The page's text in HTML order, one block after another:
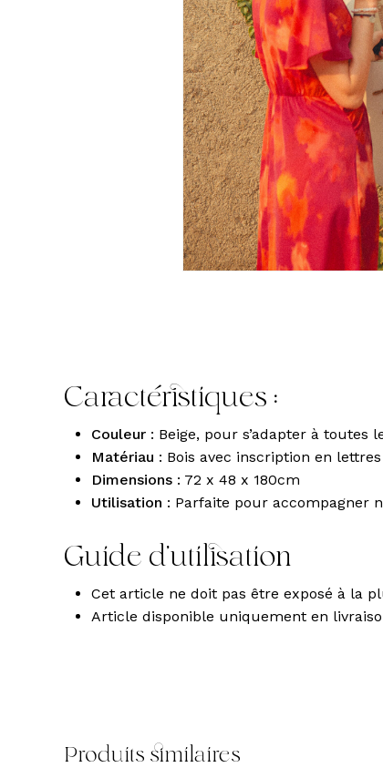
Caractéristiques :
Couleur : Beige, pour s’adapter à toutes
Matériau : Bois avec inscription en
Dimensions : 72 x 48 x 180cm
Utilisation : Parfaite pour accompagner
Guide d’utilisation
Cet article ne doit pas être exposé à la
Article disponible uniquement en
Produits similaires